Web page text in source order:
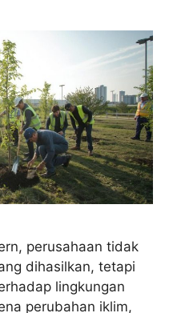
perusahaan tidak
dihasilkan, tetapi
lingkungan
perubahan iklim,